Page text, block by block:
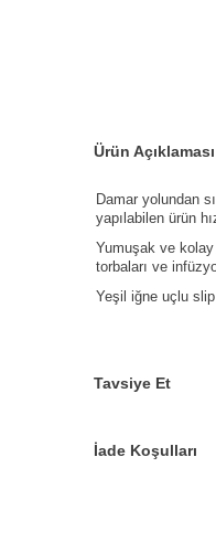
Ürün Açıklaması
Damar yolundan
yapılabilen ürün
Yumuşak ve
torbaları ve
Yeşil iğne uçlu
Tavsiye Et
İade Koşulları